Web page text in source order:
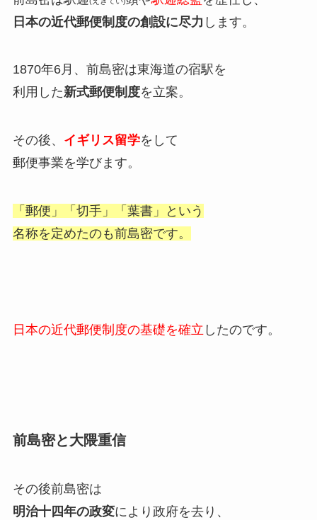
日本の近代郵便制度の創設に尽力 します。
1870年6月、前島密は東海道の宿駅を
利用した新式郵便制度を立案。
その後、 イギリス留学をして
郵便事業を学びます。
「郵便」「切手」「葉書」という
名称を定めたのも前島密です。
日本の近代郵便制度の基礎を確立 したのです。
前島密と大隈重信
その後前島密は
明治十四年の政変により政府を去り、